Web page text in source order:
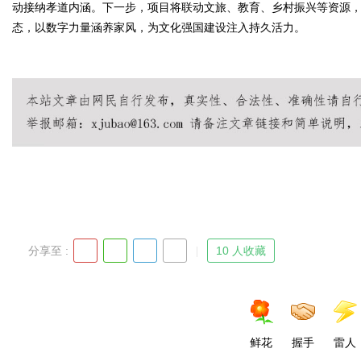
动接纳孝道内涵。下一步，项目将联动文旅、教育、乡村振兴等资源
态，以数字力量涵养家风，为文化强国建设注入持久活力。
分享至 : 10 人收藏
鲜花 握手 雷人